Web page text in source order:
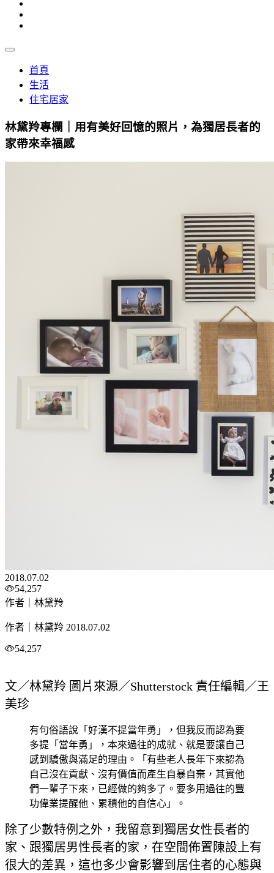
首頁
生活
住宅居家
林黛羚專欄｜用有美好回憶的照片，為獨居長者的
家帶來幸福感
2018.07.02
54,257
作者｜林黛羚
作者｜林黛羚 2018.07.02
54,257
文／林黛羚 圖片來源／Shutterstock 責任編輯／王
美珍
有句俗語說「好漢不提當年勇」，但我反而認為要
多提「當年勇」，本來過往的成就、就是要讓自己
感到驕傲與滿足的理由。「有些老人長年下來認為
自己沒在貢獻、沒有價值而產生自暴自棄，其實他
們一輩子下來，已經做的夠多了。要多用過往的豐
功偉業提醒他、累積他的自信心」。
除了少數特例之外，我留意到獨居女性長者的
家、跟獨居男性長者的家，在空間佈置陳設上有
很大的差異，這也多少會影響到居住者的心態與